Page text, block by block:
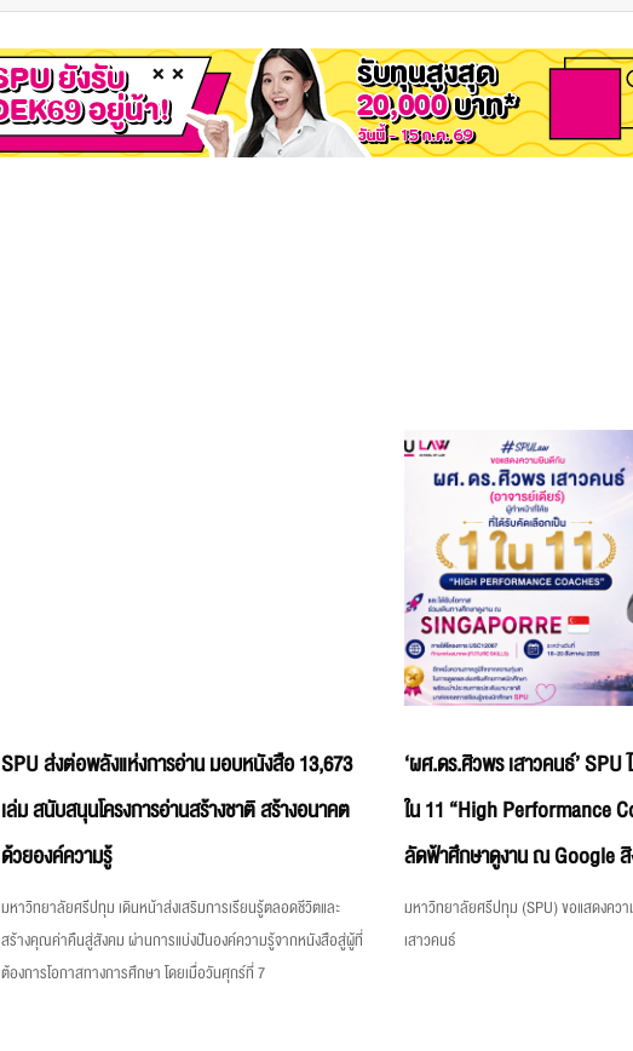
SPU ส่งต่อพลังแห่งการอ่าน มอบหนังสือ 13,673
เล่ม สนับสนุนโครงการอ่านสร้างชาติ สร้างอนาคต
ด้วยองค์ความรู้
มหาวิทยาลัยศรีปทุม เดินหน้าส่งเสริมการเรียนรู้ตลอดชีวิตและ
สร้างคุณค่าคืนสู่สังคม ผ่านการแบ่งปันองค์ความรู้จากหนังสือสู่ผู้ที่
ต้องการโอกาสทางการศึกษา โดยเมื่อวันศุกร์ที่ 7
‘ผศ.ดร.ศิวพร เสาวคนธ์’ SPU
ใน 11 “High Performance
ลัดฟ้าศึกษาดูงาน ณ Google สิ
มหาวิทยาลัยศรีปทุม (SPU) ขอแสดงคว
เสาวคนธ์